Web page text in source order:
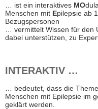
… ist ein interaktives MO
Menschen mit Epilepsie ab
Bezugspersonen
… vermittelt Wissen für den
dabei unterstützen, zu
INTERAKTIV …
… bedeutet, dass die
Menschen mit Epilepsie im
geklärt werden.